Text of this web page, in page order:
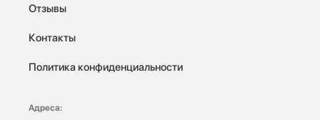
Отзывы
Контакты
Политика конфиденциальности
Адреса: